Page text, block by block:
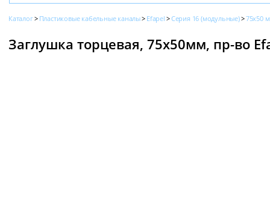
Каталог Пластиковые кабельные каналы Efapel Серия 16 (модульные) 75x50
Заглушка торцевая, 75х50мм, пр-во